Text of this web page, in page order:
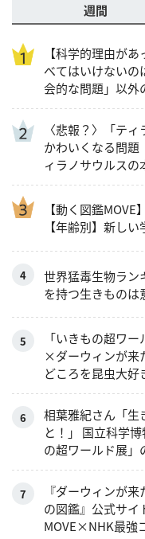
週間
【科学的理由が
べてはいけない
会的な問題」以
〈悲報？〉「テ
かわいくなる問
ィラノサウルスの
【動く図鑑MOVE
【年齢別】新し
世界猛毒生物ラ
を持つ生きものは
「いきもの超ワ
×ダーウィンが来
どころを昆虫大
相葉雅紀さん「生
と！」 国立科学
の超ワールド展」
『ダーウィンが
の図鑑』公式サイ
MOVE×NHK最強